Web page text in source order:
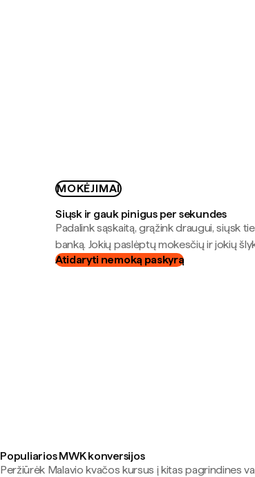
MOKĖJIMAI
Siųsk ir gauk pinigus per sekundes
Padalink sąskaitą, grąžink draugui, siųsk
banką. Jokių paslėptų mokesčių ir jokių
Atidaryti nemoką paskyrą
Populiarios MWK konversijos
Peržiūrėk Malavio kvačos kursus į kitas pagrindines